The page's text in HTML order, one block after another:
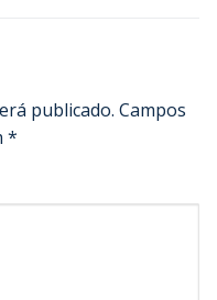
publicado. Campos
*